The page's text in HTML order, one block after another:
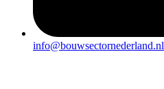
info@bouwsectornederland.nl